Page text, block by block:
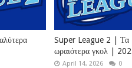
Super League 2 | Τα
ωραιότερα γκολ |
April 14, 2026 0